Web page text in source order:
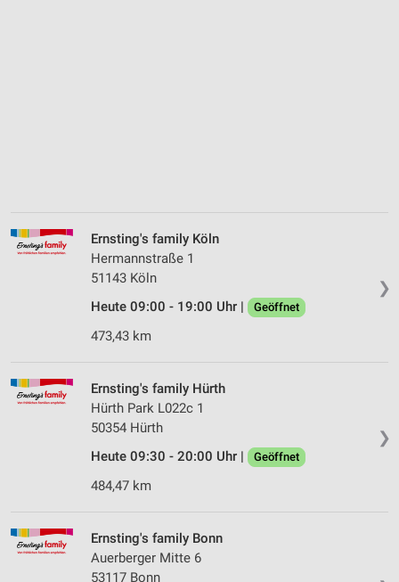
❯
Ernsting's family Köln
Hermannstraße 1
51143 Köln
Heute 09:00 - 19:00 Uhr |
Geöffnet
473,43 km
❯
Ernsting's family Hürth
Hürth Park L022c 1
50354 Hürth
Heute 09:30 - 20:00 Uhr |
Geöffnet
484,47 km
Ernsting's family Bonn
Auerberger Mitte 6
53117 Bonn